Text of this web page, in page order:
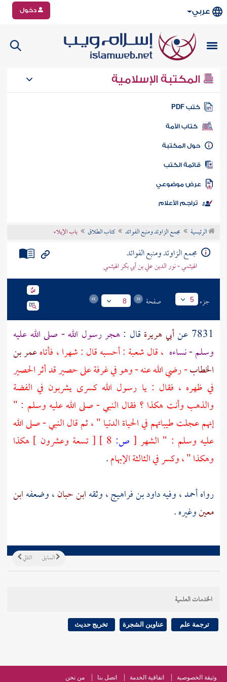
عربي دخول
المكتبة الإسلامية
كتب PDF
كتاب الأمة
المكتبة
الكتب
موضوعي
تراجم الأعلام
الرئيسية مجمع الزاوئد ومنبع الفوائد كتاب الطلاق باب الإيلاء
مجمع الزاوئد ومنبع الفوائد
الهيثمي - نور الدين علي بن أبي بكر الهيثمي
جزء 5 صفحة 8
7831 عن أبي هريرة قال :هجر رسول الله - صلى الله عليه
وسلم - نساءه ، قالشعبة : أحسبه قال : شهرا ، فأتاهعمر بن
الخطاب- رضي الله عنه - وهو في غرفة على حصير قد أثر الحصير
في ظهره ، فقال : يا رسول الله كسرى يشربون في الفضة
والذهب وأنت هكذا ؟ فقال النبي - صلى الله عليه وسلم : "
إنهم عجلت طيباتهم في الحياة الدنيا " ، ثم قال النبي - صلى الله
عليه وسلم : " الشهر [ ص:
[ تسعة وعشرون ] هكذا
وهكذا " ، وكسر في الثالثة الإبهام.
رواهأحمد، وفيهداود بن فراهيج، وثقهابن حبان، وضعفهابن
معينوغيره .
التالي السابق
الخدمات العلمية
ترجمة علم عناوين الشجرة تخريج حديث
وثيقة الخصوصية اتفاقية الخدمة اتصل بنا من نحن